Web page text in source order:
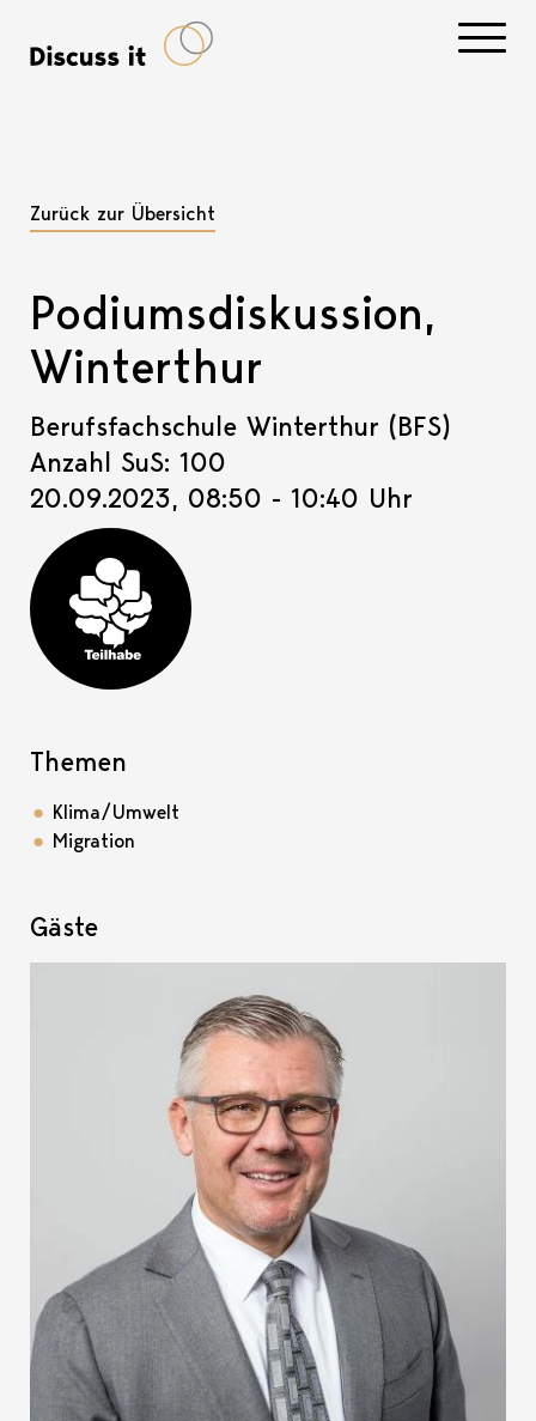
Zurück zur Übersicht
Podiumsdiskussion,
Winterthur
Berufsfachschule Winterthur (BFS)
Anzahl SuS: 100
20.09.2023, 08:50 - 10:40 Uhr
Teilhabe-Projekt
Themen
Klima/Umwelt
Migration
Gäste